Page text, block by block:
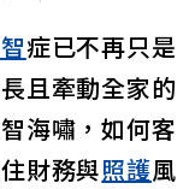
症已不再只是
且牽動全家的
海嘯，如何客
財務與照護風